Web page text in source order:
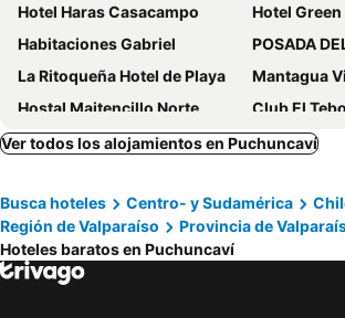
Hotel Haras Casacampo
Hotel
Habitaciones Gabriel
POSADA
La Ritoqueña Hotel de Playa
Mantagua
Hostal Maitencillo Norte
Club El Tebo
Hotel Motel Duende Mantagua
4.1 - Casa En
Ver todos los alojamientos en Puchuncaví
Busca hoteles Centro- y Sudamérica
Región de Valparaíso
Provincia de
Hoteles baratos en Puchuncaví